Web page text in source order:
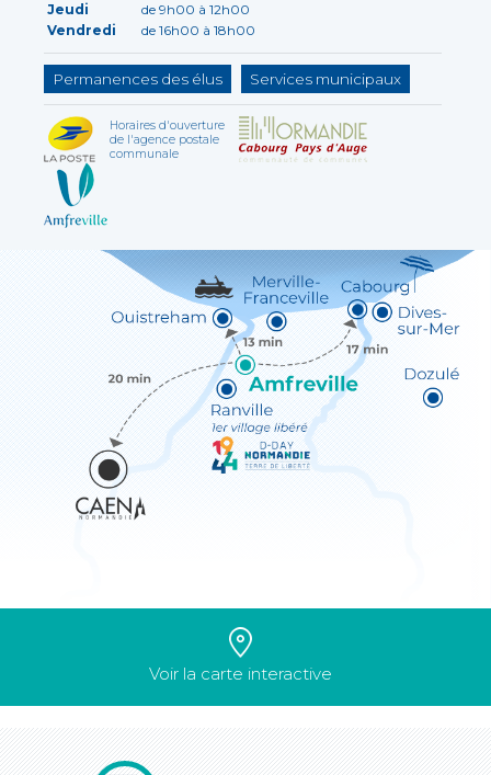
Jeudi
de 9h00 à 12h00
Vendredi
de 16h00 à 18h00
Permanences des élus Services municipaux
Horaires d'ouverture
de l'agence postale
communale
Voir la carte interactive